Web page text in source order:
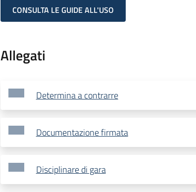
CONSULTA LE GUIDE ALL'USO
Allegati
Determina a contrarre
Documentazione firmata
Disciplinare di gara